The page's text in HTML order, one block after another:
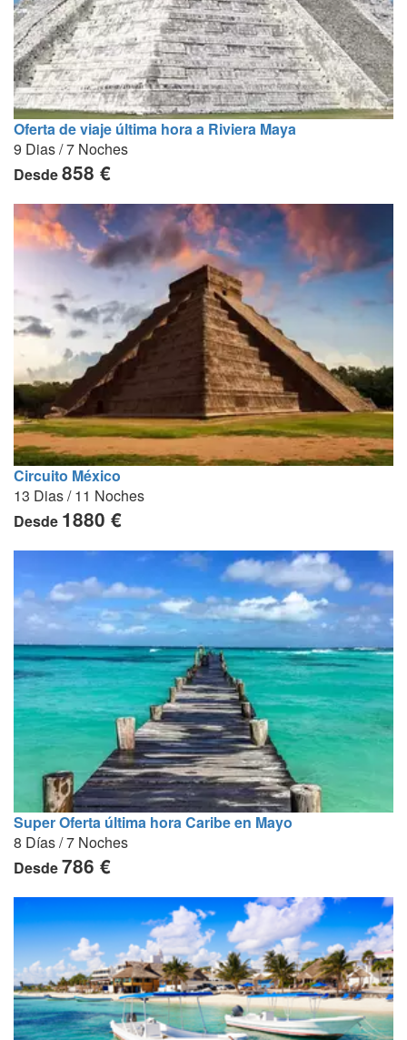
Oferta de viaje última hora a Riviera Maya
9 Dias / 7 Noches
Desde858 €
Circuito México
13 Dias / 11 Noches
Desde 1880 €
Super Oferta última hora Caribe en Mayo
8 Días / 7 Noches
Desde786 €